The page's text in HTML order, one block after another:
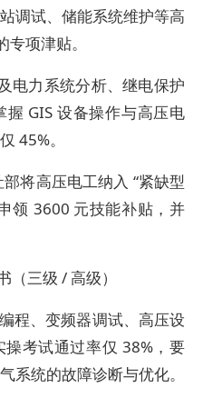
调试、储能系统维护等高
项津贴。
电力系统分析、继电保护
GIS 设备操作与高压电
45%。
将高压电工纳入 “紧缺型
领 3600 元技能补贴，并
三级 / 高级）
程、变频器调试、高压设
考试通过率仅 38%，要
系统的故障诊断与优化。